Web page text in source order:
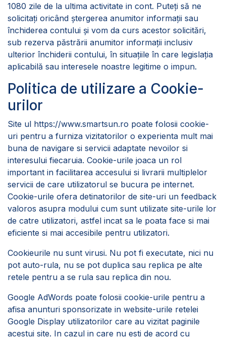
1080 zile de la ultima activitate in cont. Puteți să ne
solicitați oricând ștergerea anumitor informații sau
închiderea contului și vom da curs acestor solicitări,
sub rezerva păstrării anumitor informații inclusiv
ulterior închiderii contului, în situațiile în care legislația
aplicabilă sau interesele noastre legitime o impun.
Politica de utilizare a Cookie-
urilor
Site ul https://www.smartsun.ro poate folosii cookie-
uri pentru a furniza vizitatorilor o experienta mult mai
buna de navigare si servicii adaptate nevoilor si
interesului fiecaruia. Cookie-urile joaca un rol
important in facilitarea accesului si livrarii multiplelor
servicii de care utilizatorul se bucura pe internet.
Cookie-urile ofera detinatorilor de site-uri un feedback
valoros asupra modului cum sunt utilizate site-urile lor
de catre utilizatori, astfel incat sa le poata face si mai
eficiente si mai accesibile pentru utilizatori.
Cookieurile nu sunt virusi. Nu pot fi executate, nici nu
pot auto-rula, nu se pot duplica sau replica pe alte
retele pentru a se rula sau replica din nou.
Google AdWords poate folosii cookie-urile pentru a
afisa anunturi sponsorizate in website-urile retelei
Google Display utilizatorilor care au vizitat paginile
acestui site. In cazul in care nu esti de acord cu